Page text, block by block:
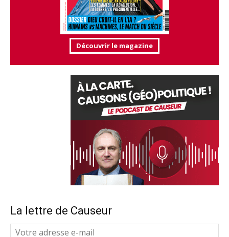
Découvrir le magazine
La lettre de Causeur